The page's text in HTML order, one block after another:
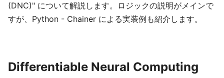
(DNC)" について解説します。ロジックの説明がメインで
すが、Python - Chainer による実装例も紹介します。
Differentiable Neural Computing